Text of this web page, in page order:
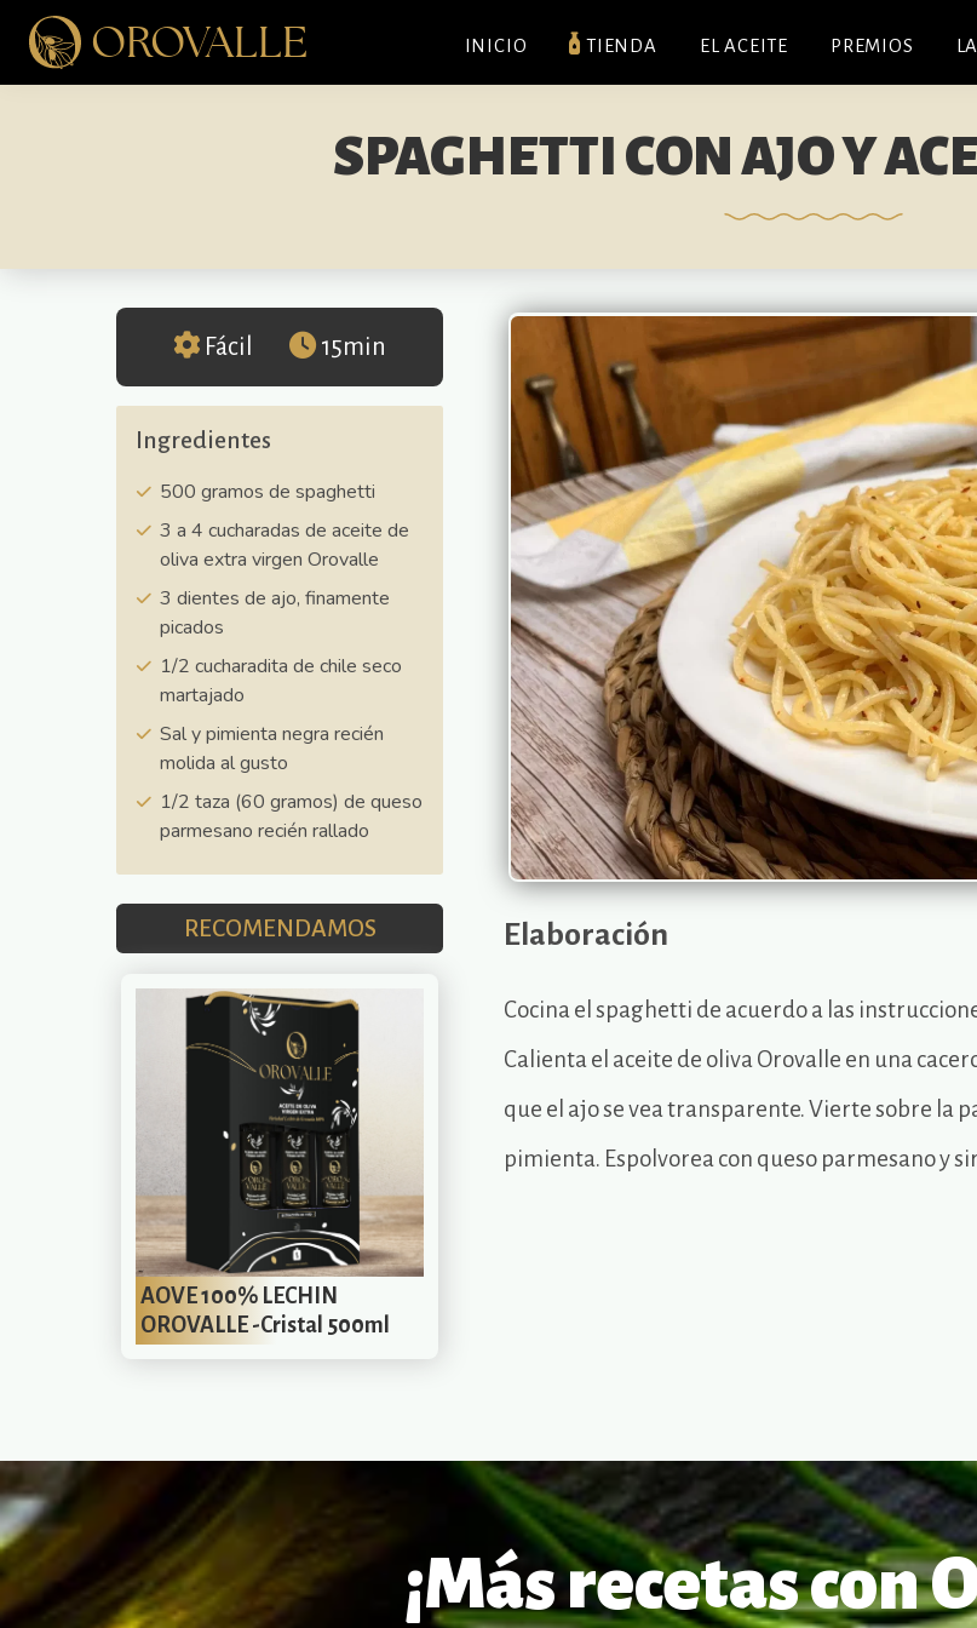
Saltar
Saltar
contenido
Saltar
OROVALLE INICIO TIENDA EL ACEITE PREMIOS
SPAGHETTI CON AJO Y
Fácil 15min
Ingredientes
500 gramos de spaghetti
3 a 4 cucharadas de aceite de
oliva extra virgen Orovalle
3 dientes de ajo, finamente
picados
1/2 cucharadita de chile seco
martajado
Sal y pimienta negra recién
molida al gusto
1/2 taza (60 gramos) de queso
parmesano recién rallado
RECOMENDAMOS
AOVE 100% LECHIN
OROVALLE -Cristal 500ml
Elaboración
Cocina el spaghetti de acuerdo a las
Calienta el aceite de oliva Orovalle en una
que el ajo se vea transparente. Vierte sobre la
pimienta. Espolvorea con queso parmesano y
¡Más recetas con